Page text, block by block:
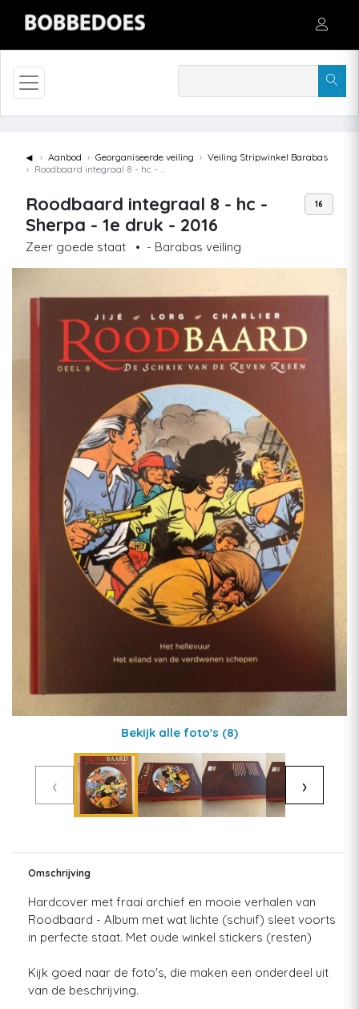
◄ Aanbod Georganiseerde veiling
Veiling Stripwinkel Barabas
Roodbaard integraal 8 - hc - Sherpa - 1e druk - 2016
Roodbaard integraal 8 - hc -
Sherpa - 1e druk - 2016
Zeer goede staat • - Barabas veiling
16
Bekijk alle foto's (8)
‹ ›
Omschrijving
Hardcover met fraai archief en mooie verhalen van
Roodbaard - Album met wat lichte (schuif) sleet voorts
in perfecte staat. Met oude winkel stickers (resten)
Kijk goed naar de foto's, die maken een onderdeel uit
van de beschrijving.